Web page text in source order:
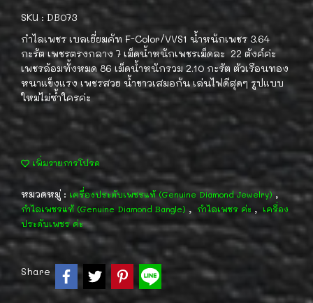
SKU : DB073
กำไลเพชร เบลเยี่ยมคัท F-Color/VVS1 น้ำหนักเพชร 3.64
กะรัต เพชรตรงกลาง 7 เม็ดน้ำหนักเพชรเม็ดละ 22 ตังค์ค่ะ
เพชรล้อมทั้งหมด 86 เม็ดน้ำหนักรวม 2.10 กะรัต ตัวเรือนทอง
หนาแข็งแรง เพชรสวย น้ำขาวเสมอกัน เล่นไฟดีสุดๆ รูปแบบ
ใหม่ไม่ซ้ำใครค่ะ
เพิ่มรายการโปรด
หมวดหมู่ : เครื่องประดับเพชรแท้ (Genuine Diamond Jewelry) ,
กำไลเพชรแท้ (Genuine Diamond Bangle) , กำไลเพชร ค่ะ , เครื่อง
ประดับเพชร ค่ะ
Share